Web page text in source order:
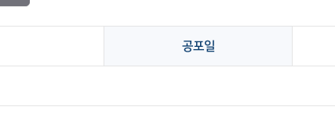
공포일